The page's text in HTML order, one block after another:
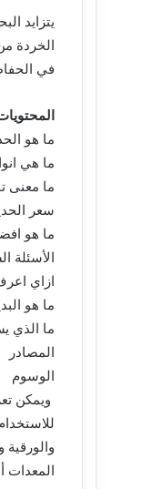
يتزايد
الخردة
في
ما هو
ما هي
ما معنى
سعر
ما هو
الأسئلة
ازاي
ما هو
ما الذي
المصادر
الوسوم
ويمكن
والورقية
المعدات